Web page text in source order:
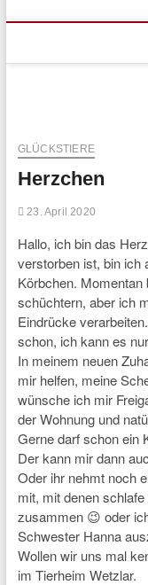
GLÜCKSTIERE
Herzchen
23. April 2020
Hallo, ich bin das
verstorben ist, bin ich
Körbchen.
schüchtern, aber ich
Eindrücke
schon, ich kann es
In meinem neuen
mir helfen, meine
wünsche ich mir
der Wohnung und
Gerne darf schon ein
Der kann mir dann
Oder ihr nehmt noch
mit, mit denen
zusammen 😉 oder
Schwester Hanna
Wollen wir uns mal
im Tierheim Wetzlar.